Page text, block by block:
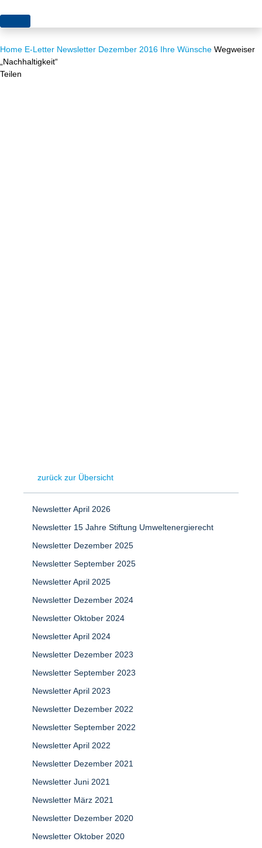
Themen
Akzeptanz
Europa
Projekte
Publikationen
Home E-Letter Newsletter Dezember 2016 Ihre Wünsche Wegweiser
„Nachhaltigkeit“
Teilen
zurück zur Übersicht
Newsletter April 2026
Newsletter 15 Jahre Stiftung Umweltenergierecht
Newsletter Dezember 2025
Newsletter September 2025
Newsletter April 2025
Newsletter Dezember 2024
Newsletter Oktober 2024
Newsletter April 2024
Newsletter Dezember 2023
Newsletter September 2023
Newsletter April 2023
Newsletter Dezember 2022
Newsletter September 2022
Newsletter April 2022
Newsletter Dezember 2021
Newsletter Juni 2021
Newsletter März 2021
Newsletter Dezember 2020
Newsletter Oktober 2020